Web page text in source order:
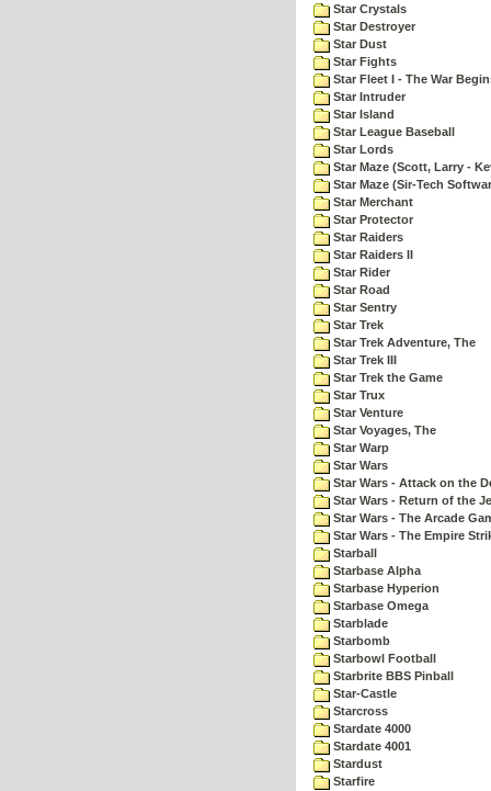
Star Crystals
Star Destroyer
Star Dust
Star Fights
Star Fleet I - The War
Star Intruder
Star Island
Star League Baseball
Star Lords
Star Maze (Scott, Larry -
Star Maze (Sir-Tech
Star Merchant
Star Protector
Star Raiders
Star Raiders II
Star Rider
Star Road
Star Sentry
Star Trek
Star Trek Adventure, The
Star Trek III
Star Trek the Game
Star Trux
Star Venture
Star Voyages, The
Star Warp
Star Wars
Star Wars - Attack on the
Star Wars - Return of the
Star Wars - The Arcade
Star Wars - The Empire
Starball
Starbase Alpha
Starbase Hyperion
Starbase Omega
Starblade
Starbomb
Starbowl Football
Starbrite BBS Pinball
Star-Castle
Starcross
Stardate 4000
Stardate 4001
Stardust
Starfire